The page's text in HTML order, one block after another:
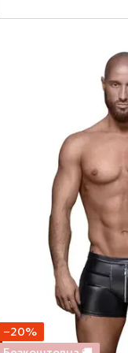
−20%